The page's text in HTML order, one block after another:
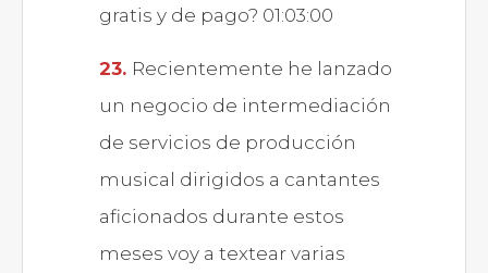
gratis y de pago? 01:03:00
Recientemente he lanzado
un negocio de intermediación
de servicios de producción
musical dirigidos a cantantes
aficionados durante estos
meses voy a textear varias